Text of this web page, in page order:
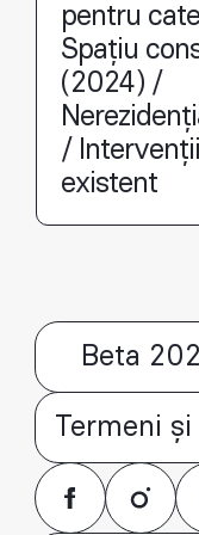
pentru
Spațiu
(2024) /
/
existent
Beta
Termeni